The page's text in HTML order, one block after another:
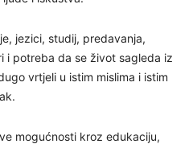
jezici, studij, predavanja,
i potreba da se život sagleda iz
vrtjeli u istim mislima i istim
mogućnosti kroz edukaciju,